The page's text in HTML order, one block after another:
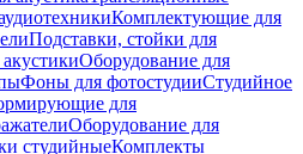
Комплектующие для
Подставки, стойки для
Оборудование для
Фоны для фотостудииСтудийное
для
Оборудование для
студийныеКомплекты